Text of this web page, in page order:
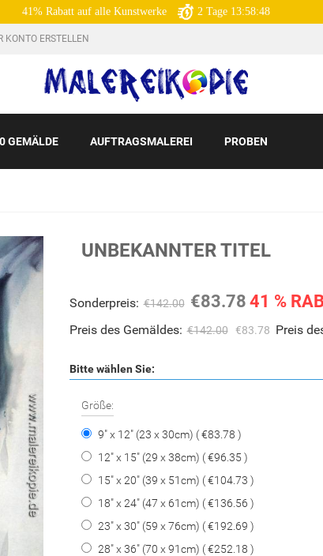
41% Rabatt auf alle Kunstwerke 2 Tage 13:58:47
KONTO ERSTELLEN
GEMÄLDE AUFTRAGSMALEREI PROBEN
UNBEKANNTER TITEL
Sonderpreis: €142.00 €83.78 41 %
Preis des Gemäldes: €142.00 €83.78 Preis
Bitte wählen Sie:
Größe:
9" x 12" (23 x 30cm) ( €83.78 )
12" x 15" (29 x 38cm) ( €96.35 )
15" x 20" (39 x 51cm) ( €104.73 )
18" x 24" (47 x 61cm) ( €136.56 )
23" x 30" (59 x 76cm) ( €192.69 )
28" x 36" (70 x 91cm) ( €252.18 )